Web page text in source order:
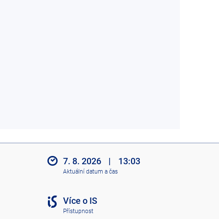
7. 8. 2026 | 13:03
Aktuální datum a čas
Více o IS
Přístupnost